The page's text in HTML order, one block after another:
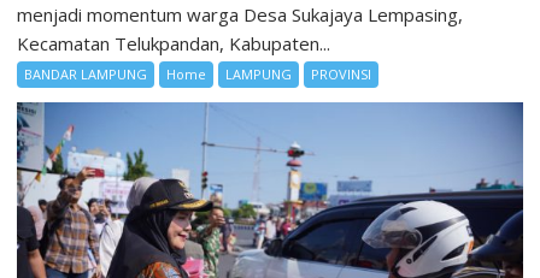
menjadi momentum warga Desa Sukajaya Lempasing,
Kecamatan Telukpandan, Kabupaten...
BANDAR LAMPUNG Home LAMPUNG PROVINSI